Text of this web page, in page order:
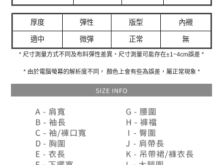
厚度 彈性 版型 內襯
適中 微彈 正常 無
* 尺寸測量方式不同及布料彈性差異‧尺寸測量可能存在±1~4cm誤差 *
* 由於電腦螢幕的解析度不同， 顏色上會有些為誤差，屬正常現象 *